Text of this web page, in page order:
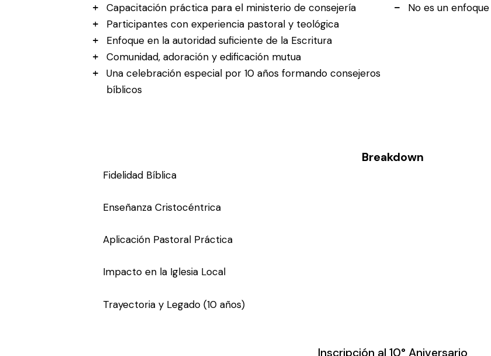
Capacitación práctica para el ministerio de consejería
Participantes con experiencia pastoral y teológica
Enfoque en la autoridad suficiente de la Escritura
Comunidad, adoración y edificación mutua
Una celebración especial por 10 años formando consejeros
bíblicos
No es un
Breakdown
Fidelidad Bíblica
Enseñanza Cristocéntrica
Aplicación Pastoral Práctica
Impacto en la Iglesia Local
Trayectoria y Legado (10 años)
Inscripción al 10° Aniversario